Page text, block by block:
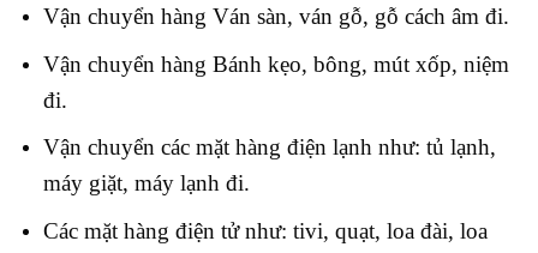
Vận chuyển hàng Ván sàn, ván gỗ, gỗ cách âm đi.
Vận chuyển hàng Bánh kẹo, bông, mút xốp, niệm
đi.
Vận chuyển các mặt hàng điện lạnh như: tủ lạnh,
máy giặt, máy lạnh đi.
Các mặt hàng điện tử như: tivi, quạt, loa đài, loa